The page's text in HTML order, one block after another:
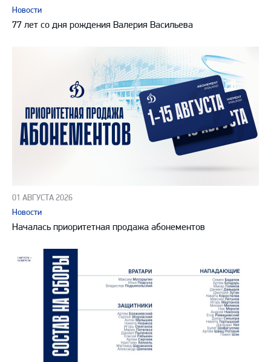
Новости
77 лет со дня рождения Валерия Васильева
01 АВГУСТА 2026
Новости
Началась приоритетная продажа абонементов